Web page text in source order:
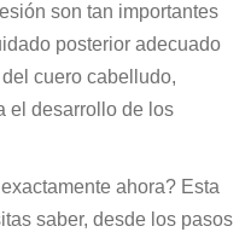
son tan importantes
posterior adecuado
cuero cabelludo,
el desarrollo de los
ahora? Esta
saber, desde los pasos